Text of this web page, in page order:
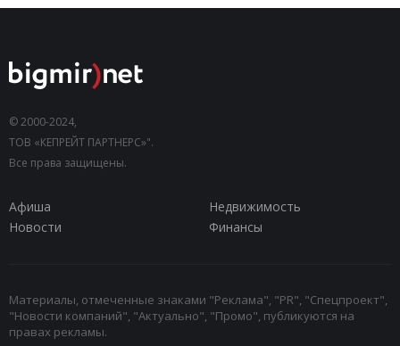
© 2000-2024,
ТОВ «КЕПРЕЙТ ПАРТНЕРС»".
Все права защищены.
Афиша
Недвижимость
Новости
Финансы
Материалы, отмеченные знаками "Реклама", "PR", "Спецпроект",
"Новости компаний", "Актуально", "Промо", публикуются на
правах рекламы.